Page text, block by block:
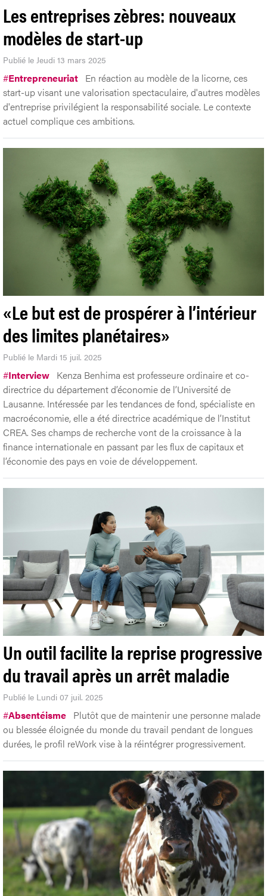
Les entreprises zèbres: nouveaux
modèles de start-up
Publié le Jeudi 13 mars 2025
#Entrepreneuriat En réaction au modèle de la licorne, ces
start-up visant une valorisation spectaculaire, d'autres modèles
d'entreprise privilégient la responsabilité sociale. Le contexte
actuel complique ces ambitions.
«Le but est de prospérer à l’intérieur
des limites planétaires»
Publié le Mardi 15 juil. 2025
#Interview Kenza Benhima est professeure ordinaire et co-
directrice du département d’économie de l’Université de
Lausanne. Intéressée par les tendances de fond, spécialiste en
macroéconomie, elle a été directrice académique de l’Institut
CREA. Ses champs de recherche vont de la croissance à la
finance internationale en passant par les flux de capitaux et
l’économie des pays en voie de développement.
Un outil facilite la reprise progressive
du travail après un arrêt maladie
Publié le Lundi 07 juil. 2025
#Absentéisme Plutôt que de maintenir une personne malade
ou blessée éloignée du monde du travail pendant de longues
durées, le profil reWork vise à la réintégrer progressivement.